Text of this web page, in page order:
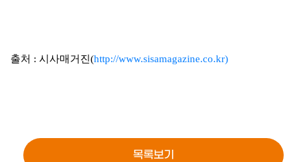
출처 : 시사매거진(http://www.sisamagazine.co.kr)
목록보기